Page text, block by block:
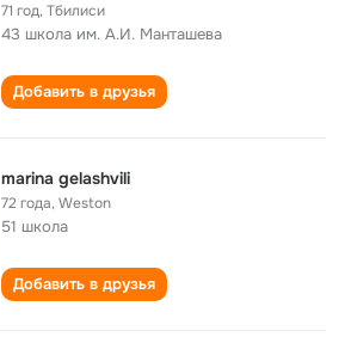
71 год,Тбилиси
43 школа им. А.И. Манташева
Добавить в друзья
marina gelashvili
72 года,Weston
51 школа
Добавить в друзья